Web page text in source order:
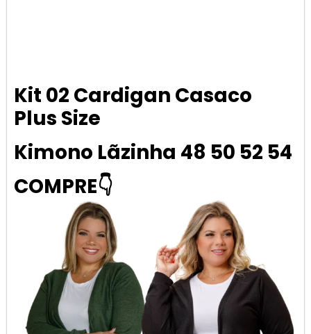
Kit 02 Cardigan Casaco
Plus Size
Kimono Lãzinha 48 50 52 54
COMPRE👇